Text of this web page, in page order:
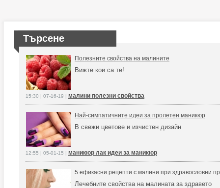
Търсене
Полезните свойства на малините
Вижте кои са те!
15:30 | 07-16-19 | малини полезни свойства
Най-симпатичните идеи за пролетен маникюр
В свежи цветове и изчистен дизайн
12:55 | 05-01-15 | маникюр лак идеи за маникюр
5 ефикасни рецепти с малини при здравословни
Лечебните свойства на малината за здравето